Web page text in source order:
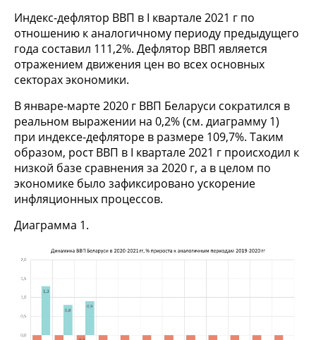
Индекс-дефлятор ВВП в I квартале 2021 г по
отношению к аналогичному периоду предыдущего
года составил 111,2%. Дефлятор ВВП является
отражением движения цен во всех основных
секторах экономики.
В январе-марте 2020 г ВВП Беларуси сократился в
реальном выражении на 0,2% (см. диаграмму 1)
при индексе-дефляторе в размере 109,7%. Таким
образом, рост ВВП в I квартале 2021 г происходил к
низкой базе сравнения за 2020 г, а в целом по
экономике было зафиксировано ускорение
инфляционных процессов.
Диаграмма 1.